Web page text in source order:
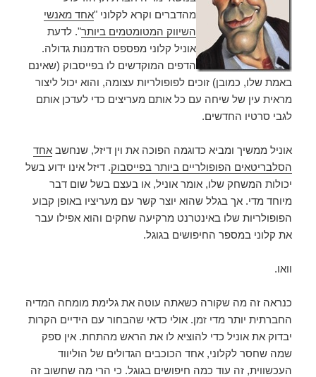
מהדברים וקרא לקלוני "אחד מאנשי
השיווק המטומטמים ביותר". לדעת
אוניל קלוני מפספס הזדמנות גדולה.
הדפים המוקדשים לו בפייסבוק (שאינם
באמת שלו, כמובן) זוכים לפופולריות עצומה, והוא יכול ליצור
מראית עין של שיחה עם כל אותם מעריצים כדי לעדכן אותם
לגבי סרטיו החדשים.
אוניל ממשיך ומביא כדוגמה הפוכה את וין דיזל, שנחשבאחד
הסלבריטאים הפופולריים ביותר בפייסבוק. דיזל אינו ידוע בשל
יכולות המשחק שלו, אומר אוניל, או בעצם בשל שום דבר
מיוחד מדי. אך בגלל שהוא יוצר קשר עם מעריציו באופן קבוע
הפופולריות שלו באינטרנט מרקיעה שחקים והוא אפילו עבר
את קלוני במספר החיפושים בגוגל.
וואו.
כנראה זה מה שקורה כשאתה עוטה את גלימת מומחה המדיה
החברתית יותר מדי זמן. אולי כדאי שהבחור עם הידיים הקרות
יבדוק את אוניל כדי להוציא לו את הראש מהתחת. אין ספק
שמה שחסר לקלוני, אחד הכוכבים הגדולים של הוליווד
העכשווית, זה עוד כמה חיפושים בגוגל. כי הרי מה שחשוב זה